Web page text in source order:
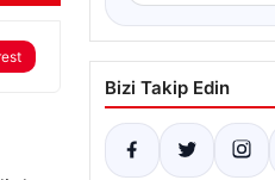
Bizi Takip Edin